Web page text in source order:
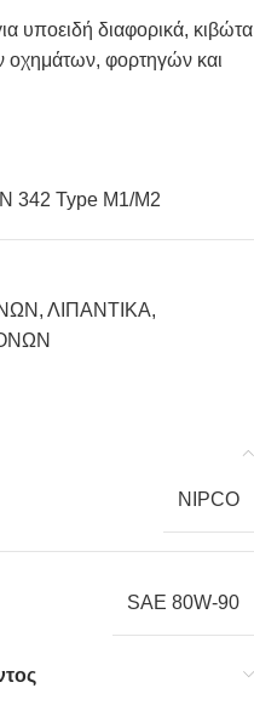
υποειδή διαφορικά, κιβώτα
οχημάτων, φορτηγών και
342 Type M1/M2
, ΛΙΠΑΝΤΙΚΑ,
NIPCO
SAE 80W-90